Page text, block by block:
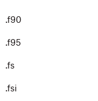
.f90
.f95
.fs
.fsi